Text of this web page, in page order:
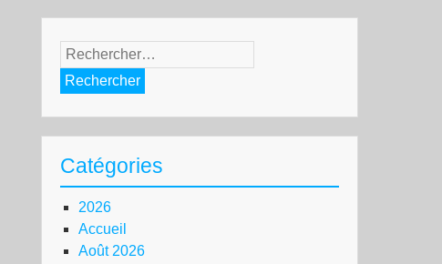
Rechercher :
Catégories
2026
Accueil
Août 2026